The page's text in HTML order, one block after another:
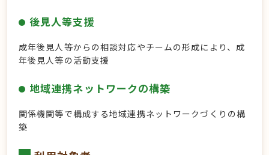
後見人等支援
成年後見人等からの相談対応やチームの形成により、成
年後見人等の活動支援
地域連携ネットワークの構築
関係機関等で構成する地域連携ネットワークづくりの構
築